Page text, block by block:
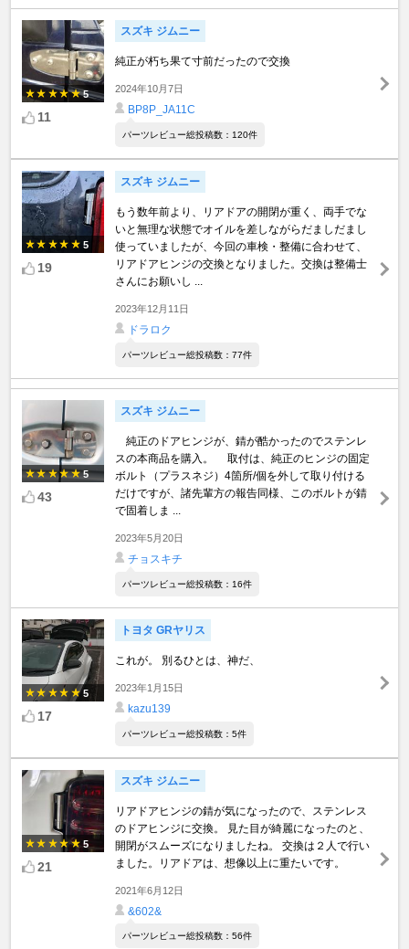
5
11
スズキ ジムニー
純正が朽ち果て寸前だったので交換
2024年10月7日
BP8P_JA11C
パーツレビュー総投稿数：120件
5
19
スズキ ジムニー
もう数年前より、リアドアの開閉が重く、両手でな
いと無理な状態でオイルを差しながらだましだまし
使っていましたが、今回の車検・整備に合わせて、
リアドアヒンジの交換となりました。交換は整備士
さんにお願いし ...
2023年12月11日
ドラロク
パーツレビュー総投稿数：77件
5
43
スズキ ジムニー
純正のドアヒンジが、錆が酷かったのでステンレ
スの本商品を購入。 取付は、純正のヒンジの固定
ボルト（プラスネジ）4箇所/個を外して取り付ける
だけですが、諸先輩方の報告同様、このボルトが錆
で固着しま ...
2023年5月20日
チョスキチ
パーツレビュー総投稿数：16件
5
17
トヨタ GRヤリス
これが。 別るひとは、神だ、
2023年1月15日
kazu139
パーツレビュー総投稿数：5件
5
21
スズキ ジムニー
リアドアヒンジの錆が気になったので、ステンレス
のドアヒンジに交換。 見た目が綺麗になったのと、
開閉がスムーズになりましたね。 交換は２人で行い
ました。リアドアは、想像以上に重たいです。
2021年6月12日
&602&
パーツレビュー総投稿数：56件